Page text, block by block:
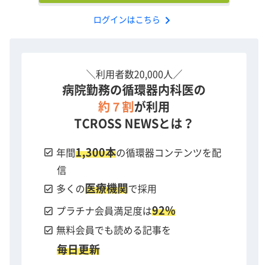
ログインはこちら chevron_right
＼利用者数20,000人／
病院勤務の循環器内科医の
約７割 が利用
TCROSS NEWSとは？
check_box 年間1,300本の循環器コンテンツを配
信
check_box 多くの医療機関で採用
check_box プラチナ会員満足度は92%
check_box 無料会員でも読める記事を
毎日更新